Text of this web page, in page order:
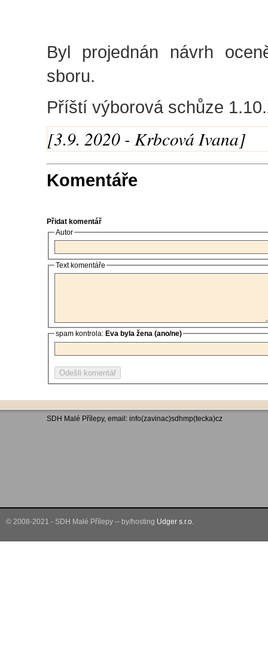
Byl projednán návrh
sboru.
Příští výborová schůze
[3.9. 2020 - Krbcová Ivana]
Komentáře
Přidat komentář
Autor
Text komentáře
spam kontrola: Eva byla žena (ano/ne)
SDH Malé Přílepy, email: info(zavinac)sdhmp(tecka)cz
© 2008-2021 - SDH Malé Přílepy -- by/hosting Udger s.r.o.